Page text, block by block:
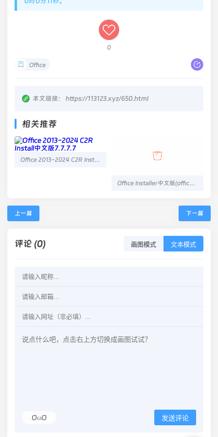
0
Office
本文链接： https://113123.xyz/650.html
相关推荐
Office 2013-2024 C2R Install中文版7.7.7.7
Office Installer中文版(office安装工具)v1.29
上一篇 下一篇
评论 (0) 画图模式 文本模式
OωO 发送评论